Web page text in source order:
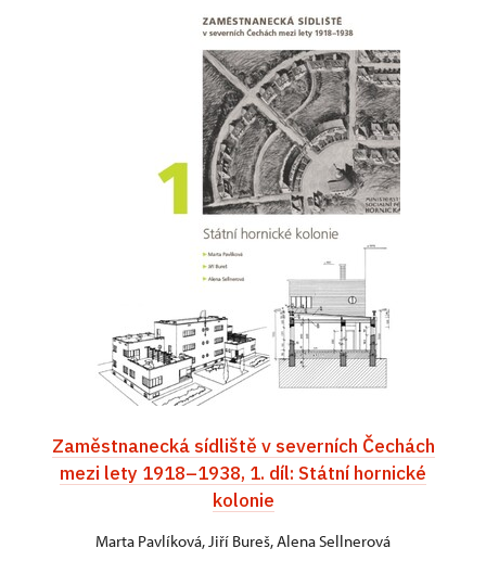
Zaměstnanecká sídliště v severních Čechách
mezi lety 1918–1938, 1. díl: Státní hornické
kolonie
Marta Pavlíková, Jiří Bureš, Alena Sellnerová